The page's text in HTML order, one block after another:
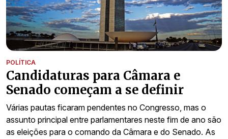
POLÍTICA
Candidaturas para Câmara e
Senado começam a se definir
Várias pautas ficaram pendentes no Congresso, mas o
assunto principal entre parlamentares neste fim de ano são
as eleições para o comando da Câmara e do Senado. As